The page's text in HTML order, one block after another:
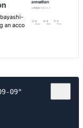
09"